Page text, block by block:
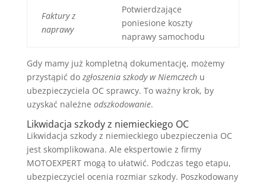
Faktury z
naprawy
Potwierdzające
poniesione koszty
naprawy samochodu
Gdy mamy już kompletną dokumentację, możemy
przystąpić do zgłoszenia szkody w Niemczechu
ubezpieczyciela OC sprawcy. To ważny krok, by
uzyskać należne odszkodowanie.
Likwidacja szkody z niemieckiego OC
Likwidacja szkody z niemieckiego ubezpieczenia OC
jest skomplikowana. Ale ekspertowie z firmy
MOTOEXPERT mogą to ułatwić. Podczas tego etapu,
ubezpieczyciel ocenia rozmiar szkody. Poszkodowany